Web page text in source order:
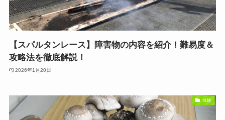
【スパルタンレース】障害物の内容を紹介！難易度＆
攻略法を徹底解説！
2026年1月20日
体験